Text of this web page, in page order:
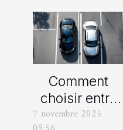
Comment
choisir entre
une voiture
7 novembre 2025